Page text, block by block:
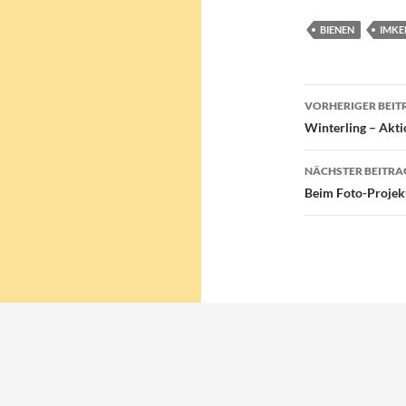
BIENEN
VORHERIGER
Winterling –
NÄCHSTER
Beim Foto-